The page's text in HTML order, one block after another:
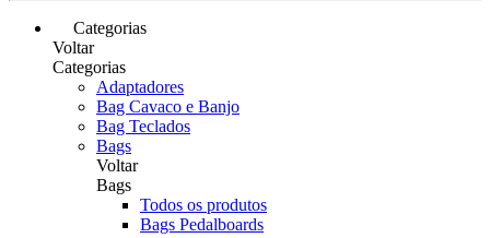
Categorias
Voltar
Categorias
Adaptadores
Bag Cavaco e Banjo
Bag Teclados
Bags
Voltar
Bags
Todos os produtos
Bags Pedalboards